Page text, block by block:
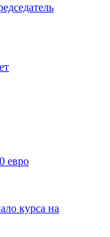
евро
курса на